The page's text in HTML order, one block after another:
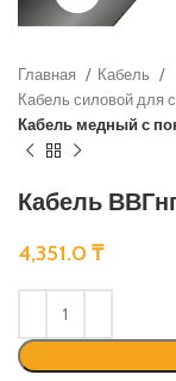
Главная
Кабель
Кабель силовой для
Кабель медный с
Кабель
4,351.0 ₸